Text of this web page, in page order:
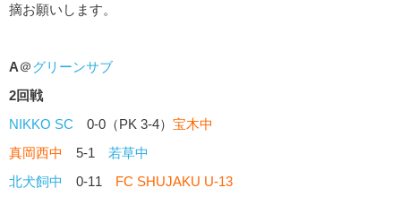
摘お願いします。
A＠グリーンサブ
2回戦
NIKKO SC 0-0（PK 3-4） 宝木中
真岡西中
5-1 若草中
北犬飼中
0-11 FC SHUJAKU U-13